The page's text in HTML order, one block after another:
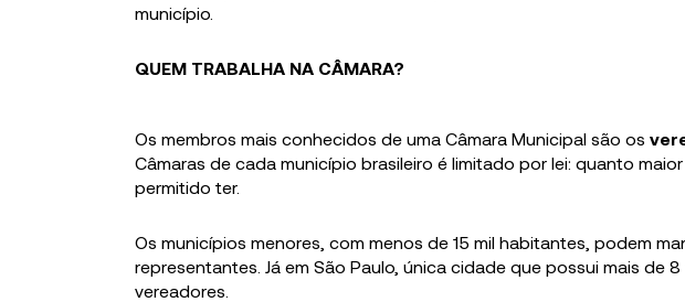
município.
QUEM TRABALHA NA CÂMARA?
Os membros mais conhecidos de uma Câmara Municipal são os
Câmaras de cada município brasileiro é limitado por lei: quanto
permitido ter.
Os municípios menores, com menos de 15 mil habitantes, podem
representantes. Já em São Paulo, única cidade que possui mais de
vereadores.